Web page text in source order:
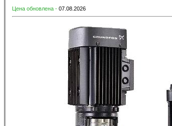
Цена обновлена - 07.08.2026